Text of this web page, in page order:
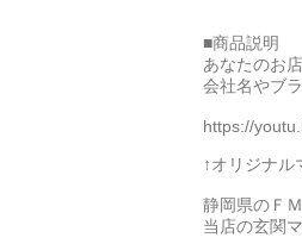
■商品説明
あなたのお
会社名やブ
https://
↑オリジナル
静岡県のＦ
当店の玄関